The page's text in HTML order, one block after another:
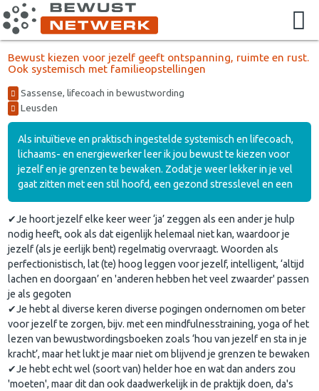
Bewust kiezen voor jezelf geeft ontspanning, ruimte en rust.
Ook systemisch met familieopstellingen
Sassense, lifecoach in bewustwording
Leusden
Als intuïtieve en praktisch ingestelde systemisch en lifecoach,
lichaams- en energiewerker leer ik jou bewust te kiezen voor
jezelf en je grenzen te bewaken. Zodat je weer lekker in je vel
gaat zitten met een stil hoofd, een gezond stresslevel en een
✔Je hoort jezelf elke keer weer ‘ja’ zeggen als een ander je hulp
nodig heeft, ook als dat eigenlijk helemaal niet kan, waardoor je
jezelf (als je eerlijk bent) regelmatig overvraagt. Woorden als
perfectionistisch, lat (te) hoog leggen voor jezelf, intelligent, ‘altijd
lachen en doorgaan’ en 'anderen hebben het veel zwaarder' passen
je als gegoten
✔Je hebt al diverse keren diverse pogingen ondernomen om beter
voor jezelf te zorgen, bijv. met een mindfulnesstraining, yoga of het
lezen van bewustwordingsboeken zoals ‘hou van jezelf en sta in je
kracht’, maar het lukt je maar niet om blijvend je grenzen te bewaken
✔Je hebt echt wel (soort van) helder hoe en wat dan anders zou
'moeten', maar dit dan ook daadwerkelijk in de praktijk doen, da's